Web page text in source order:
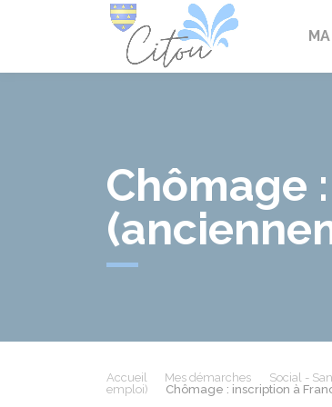
Chômage
Accueil Mes démarches Social -
emploi)
Chômage : inscription à